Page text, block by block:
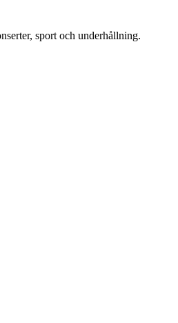
sport och underhållning.